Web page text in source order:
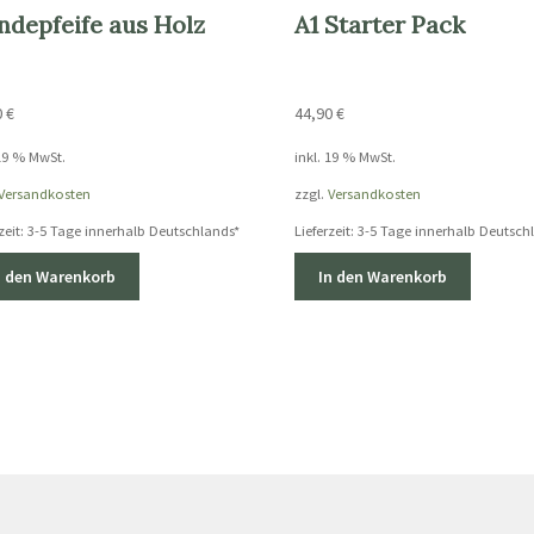
aus Holz
€
% MwSt.
3-5 Tage innerhalb Deutschlands*
den Warenkorb
A1 Starter Pack
44,90€
inkl. 19 % MwSt.
zzgl.Versandkosten
Lieferzeit:3-5 Tage innerhalb
In den Warenkorb